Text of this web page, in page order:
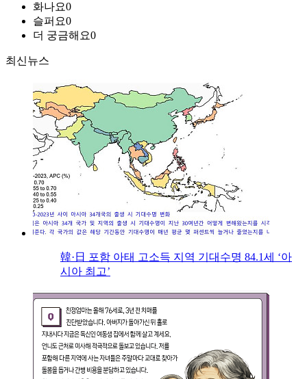
화나요0
슬퍼요0
더 궁금해요0
최신뉴스
韓·日 포함 아태 고소득 지역 기대수명 84.1세 ‘아
시아 최고’